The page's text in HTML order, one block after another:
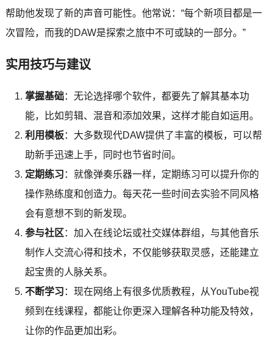
帮助他发现了新的声音可能性。他常说：“每个新项目都是一
次冒险，而我的DAW是探索之旅中不可或缺的一部分。”
实用技巧与建议
掌握基础：无论选择哪个软件，都要先了解其基本功
能，比如剪辑、混音和添加效果，这样才能自如运用。
利用模板：大多数现代DAW提供了丰富的模板，可以帮
助新手迅速上手，同时也节省时间。
定期练习 ：就像弹奏乐器一样，定期练习可以提升你的
操作熟练度和创造力。每天花一些时间去实验不同风格
会有意想不到的新发现。
参与社区 ：加入在线论坛或社交媒体群组，与其他音乐
制作人交流心得和技术，不仅能够获取灵感，还能建立
起宝贵的人脉关系。
不断学习 ：现在网络上有很多优质教程，从YouTube视
频到在线课程，都能让你更深入理解各种功能及特效，
让你的作品更加出彩。